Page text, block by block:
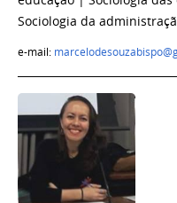
Sociologia da
e-mail: